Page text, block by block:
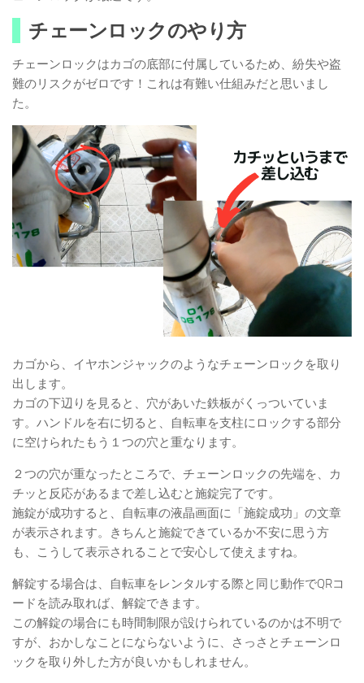
チェーンロックのやり方
チェーンロックはカゴの底部に付属しているため、紛失や盗
難のリスクがゼロです！これは有難い仕組みだと思いまし
た。
カゴから、イヤホンジャックのようなチェーンロックを取り
出します。
カゴの下辺りを見ると、穴があいた鉄板がくっついていま
す。ハンドルを右に切ると、自転車を支柱にロックする部分
に空けられたもう１つの穴と重なります。
２つの穴が重なったところで、チェーンロックの先端を、カ
チッと反応があるまで差し込むと施錠完了です。
施錠が成功すると、自転車の液晶画面に「施錠成功」の文章
が表示されます。きちんと施錠できているか不安に思う方
も、こうして表示されることで安心して使えますね。
解錠する場合は、自転車をレンタルする際と同じ動作でQRコ
ードを読み取れば、解錠できます。
この解錠の場合にも時間制限が設けられているのかは不明で
すが、おかしなことにならないように、さっさとチェーンロ
ックを取り外した方が良いかもしれません。